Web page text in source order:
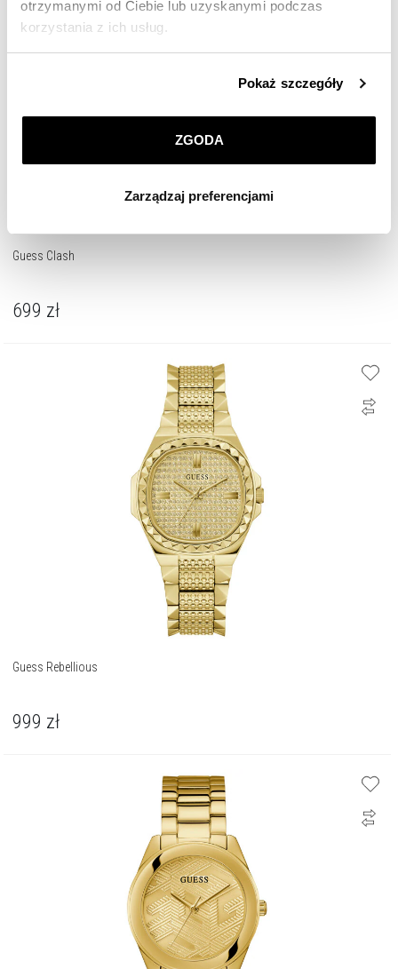
otrzymanymi od Ciebie lub uzyskanymi podczas
korzystania z ich usług.
przez nas plików cookie znajdziesz wPolityce
korzystamy. Możesz również wybrać jaki rodzaj plików
dokonać zmiany wybranych przez Ciebie plików cookie.
Pokaż szczegóły
ZGODA
Zarządzaj preferencjami
Guess Clash
699 zł
Guess Rebellious
999 zł